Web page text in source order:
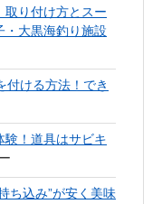
取り付け方とスー
・大黒海釣り施設
付ける方法！でき
験！道具はサビキ
ち込み”が安く美味